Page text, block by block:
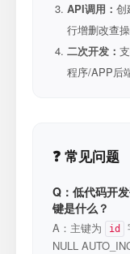
API调用： 创
行增删改查
二次开发：
程序/APP后
❓ 常见问题
Q：低代码开
键是什么？
A：主键为 id
NULL